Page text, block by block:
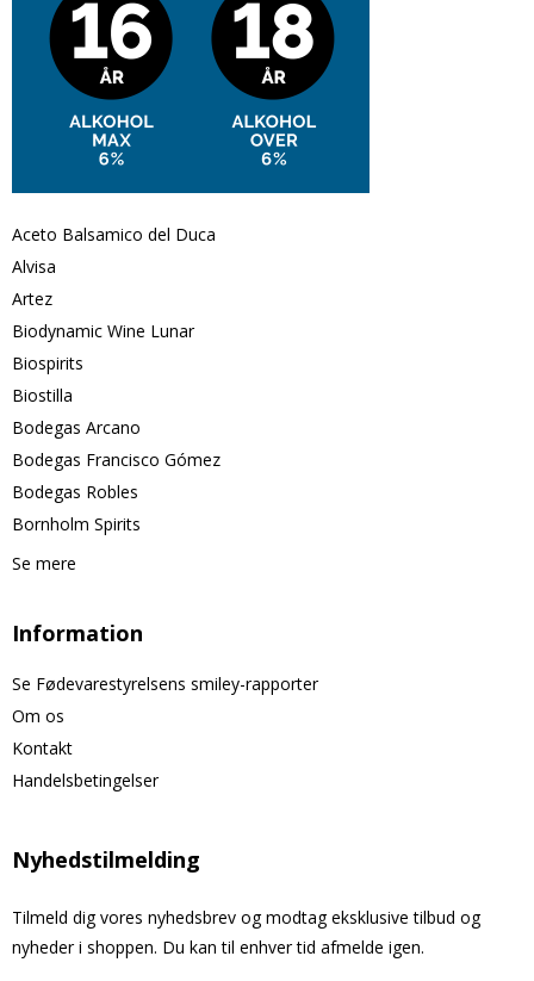
Aceto Balsamico del Duca
Alvisa
Artez
Biodynamic Wine Lunar
Biospirits
Biostilla
Bodegas Arcano
Bodegas Francisco Gómez
Bodegas Robles
Bornholm Spirits
Se mere
Information
Se Fødevarestyrelsens smiley-rapporter
Om os
Kontakt
Handelsbetingelser
Nyhedstilmelding
Tilmeld dig vores nyhedsbrev og modtag eksklusive tilbud og
nyheder i shoppen. Du kan til enhver tid afmelde igen.